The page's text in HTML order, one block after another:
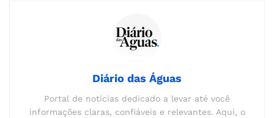
Diário das Águas
Portal de notícias dedicado a levar até você
informações claras, confiáveis e relevantes. Aqui, o